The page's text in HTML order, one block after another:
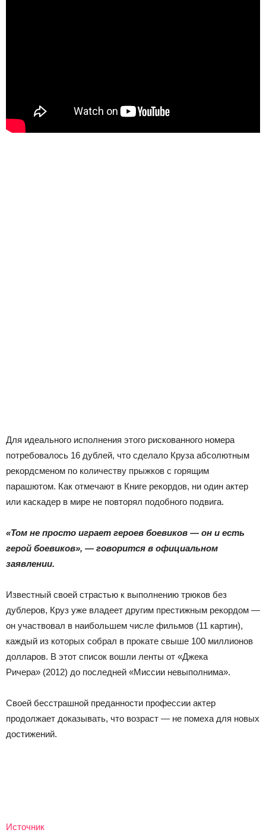
Для идеального исполнения этого рискованного номера
потребовалось 16 дублей, что сделало Круза абсолютным
рекордсменом по количеству прыжков с горящим
парашютом. Как отмечают в Книге рекордов, ни один актер
или каскадер в мире не повторял подобного подвига.
«Том не просто играет героев боевиков — он и есть
герой боевиков», — говорится в официальном
заявлении.
Известный своей страстью к выполнению трюков без
дублеров, Круз уже владеет другим престижным рекордом —
он участвовал в наибольшем числе фильмов (11 картин),
каждый из которых собрал в прокате свыше 100 миллионов
долларов. В этот список вошли ленты от «Джека
Ричера» (2012) до последней «Миссии невыполнима».
Своей бесстрашной преданности профессии актер
продолжает доказывать, что возраст — не помеха для новых
достижений.
Источник